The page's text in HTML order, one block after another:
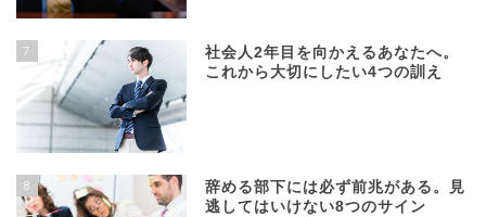
7
社会人2年目を向かえるあなたへ。
これから大切にしたい4つの訓え
8
辞める部下には必ず前兆がある。見
逃してはいけない8つのサイン